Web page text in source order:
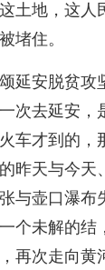
土地，这人
堵住。
延安脱贫攻
次去延安，
车才到的，
昨天与今天
与壶口瀑布
个未解的结
再次走向黄